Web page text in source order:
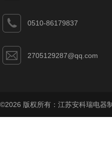
0510-86179837
2705129287@qq.com
©2026 版权所有：江苏安科瑞电器